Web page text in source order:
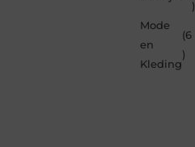
)
Mode
en
Kleding
(6
)